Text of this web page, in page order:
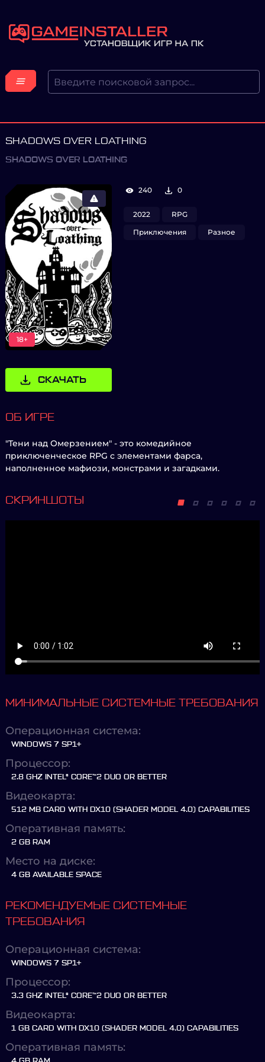
SHADOWS OVER LOATHING
SHADOWS OVER LOATHING
18+
СКАЧАТЬ
240 0
2022
RPG
Приключения
Разное
ОБ ИГРЕ
"Тени над Омерзением" - это комедийное
приключенческое RPG с элементами фарса,
наполненное мафиози, монстрами и загадками.
СКРИНШОТЫ
МИНИМАЛЬНЫЕ СИСТЕМНЫЕ ТРЕБОВАНИЯ
Операционная система:
WINDOWS 7 SP1+
Процессор:
2.8 GHZ INTEL® CORE™2 DUO OR BETTER
Видеокарта:
512 MB CARD WITH DX10 (SHADER MODEL 4.0) CAPABILITIES
Оперативная память:
2 GB RAM
Место на диске:
4 GB AVAILABLE SPACE
РЕКОМЕНДУЕМЫЕ СИСТЕМНЫЕ
ТРЕБОВАНИЯ
Операционная система:
WINDOWS 7 SP1+
Процессор:
3.3 GHZ INTEL® CORE™2 DUO OR BETTER
Видеокарта:
1 GB CARD WITH DX10 (SHADER MODEL 4.0) CAPABILITIES
Оперативная память: